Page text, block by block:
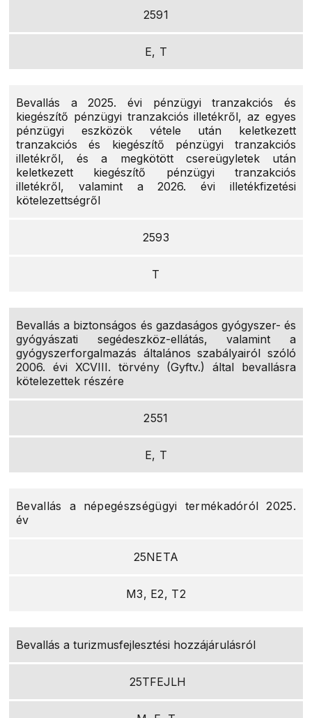
2591
E, T
Bevallás a 2025. évi pénzügyi tranzakciós és
kiegészítő pénzügyi tranzakciós illetékről, az egyes
pénzügyi eszközök vétele után keletkezett
tranzakciós és kiegészítő pénzügyi tranzakciós
illetékről, és a megkötött csereügyletek után
keletkezett kiegészítő pénzügyi tranzakciós
illetékről, valamint a 2026. évi illetékfizetési
kötelezettségről
2593
T
Bevallás a biztonságos és gazdaságos gyógyszer- és
gyógyászati segédeszköz-ellátás, valamint a
gyógyszerforgalmazás általános szabályairól szóló
2006. évi XCVIII. törvény (Gyftv.) által bevallásra
kötelezettek részére
2551
E, T
Bevallás a népegészségügyi termékadóról 2025.
év
25NETA
M3, E2, T2
Bevallás a turizmusfejlesztési hozzájárulásról
25TFEJLH